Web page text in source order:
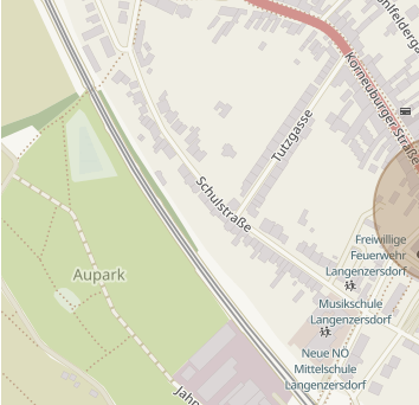
ANBIETER KONTAKTIEREN